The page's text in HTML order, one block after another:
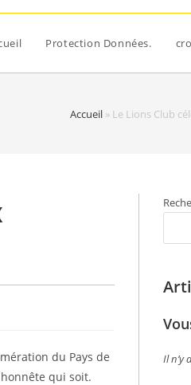
Protection Données.
Accueil » Le Lions Club
du Pays de
qui soit.
Il n’y